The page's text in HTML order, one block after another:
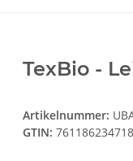
TexBio -
Artikelnummer:
GTIN: